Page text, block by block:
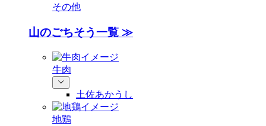
その他
山のごちそう一覧 ≫
牛肉
土佐あかうし
地鶏